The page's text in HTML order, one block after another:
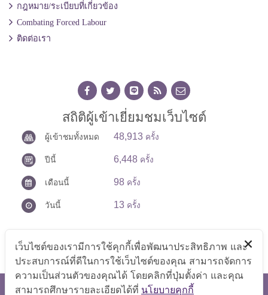
กฎหมาย/ระเบียบที่เกี่ยวข้อง
Combating Forced Labour
ติดต่อเรา
สถิติผู้เข้าเยี่ยมชมเว็บไซต์
ผู้เข้าชมทั้งหมด 48,913 ครั้ง
ปีนี้ 6,448 ครั้ง
เดือนนี้ 98 ครั้ง
วันนี้ 13 ครั้ง
สงวนลิขสิทธิ์ © 2569 สำนักงานเลขานุการศูนย์บัญชาการป้องกัน
เว็บไซต์ของเรามีการใช้คุกกี้เพื่อพัฒนาประสิทธิภาพ และ
ประสบการณ์ที่ดีในการใช้เว็บไซต์ของคุณ สามารถจัดการ
ความเป็นส่วนตัวของคุณได้ โดยคลิกที่ปุ่มตั้งค่า และคุณ
สามารถศึกษารายละเอียดได้ที่ นโยบายคุกกี้